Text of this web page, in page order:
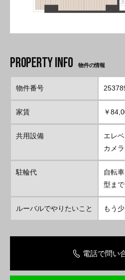
物件の情報
物件番号
家賃 ￥
共用設備
エレ
カメラ
駐輪代
自転
型ま
ルーバルでやりたいこと もう
電話で問い